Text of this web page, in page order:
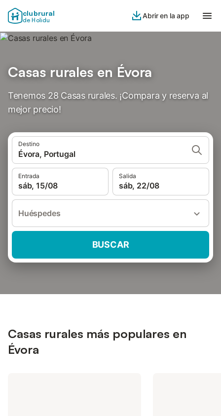
clubrural
de Holidu
Abrir en la app
Casas rurales en Évora
Tenemos 28 Casas rurales. ¡Compara y reserva al
mejor precio!
Destino
Évora, Portugal
Entrada
sáb, 15/08
Salida
sáb, 22/08
Huéspedes
BUSCAR
Casas rurales más populares en
Évora